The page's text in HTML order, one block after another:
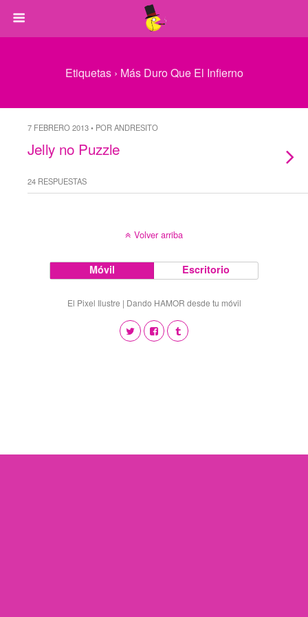
Etiquetas › Más Duro Que El Infierno
7 FEBRERO 2013 • POR ANDRESITO
Jelly no Puzzle
24 RESPUESTAS
Volver arriba
Móvil Escritorio
El Pixel Ilustre | Dando HAMOR desde tu móvil